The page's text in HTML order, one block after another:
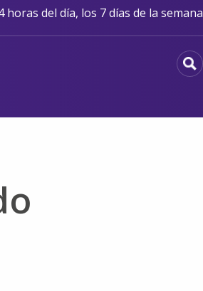
horas del día, los 7 días de la semana